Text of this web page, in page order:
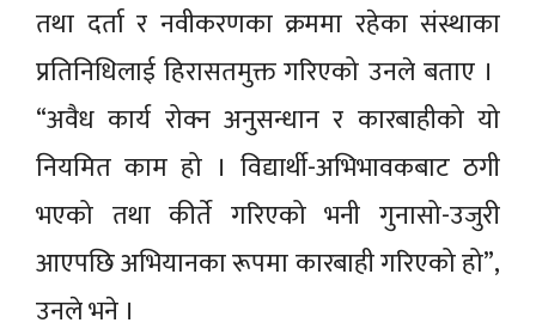
तथा दर्ता र नवीकरणका क्रममा रहेका संस्थाका
प्रतिनिधिलाई हिरासतमुक्त गरिएको उनले बताए ।
“अवैध कार्य रोक्न अनुसन्धान र कारबाहीको यो
नियमित काम हो । विद्यार्थी-अभिभावकबाट ठगी
भएको तथा कीर्ते गरिएको भनी गुनासो-उजुरी
आएपछि अभियानका रूपमा कारबाही गरिएको हो”,
उनले भने ।